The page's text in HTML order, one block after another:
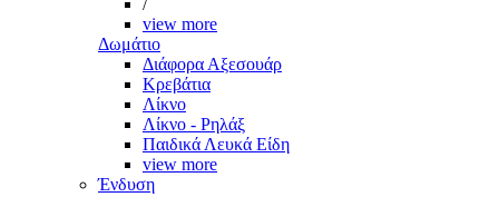
/
view more
Δωμάτιο
Διάφορα Αξεσουάρ
Κρεβάτια
Λίκνο
Λίκνο - Ρηλάξ
Παιδικά Λευκά Είδη
view more
Ένδυση